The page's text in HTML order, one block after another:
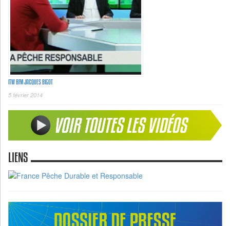
ITW BFM JACQUES BIGOT
5 février 2014
LIENS